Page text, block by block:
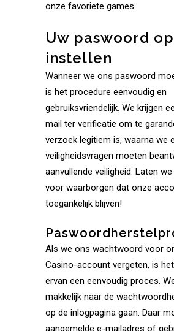
onze favoriete games.
Uw paswoord
instellen
Wanneer we ons paswoord
is het procedure eenvoudig en
gebruiksvriendelijk. We krijgen
mail ter verificatie om te
verzoek legitiem is, waarna we
veiligheidsvragen moeten
aanvullende veiligheid. Laten
voor waarborgen dat onze
toegankelijk blijven!
Als we ons wachtwoord voor
Casino-account vergeten, is
ervan een eenvoudig proces.
makkelijk naar de
op de inlogpagina gaan. Daar
aangemelde e-mailadres of